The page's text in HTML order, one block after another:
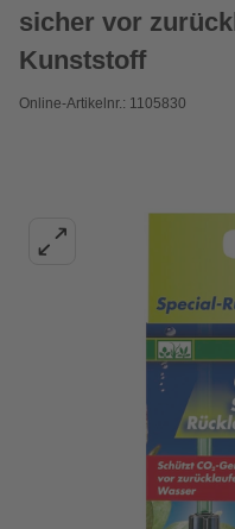
sicher vor
Kunststoff
Online-Artikelnr.: 1105830